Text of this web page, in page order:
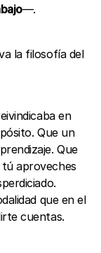
—.
la filosofía del
en
Que un
Que
aproveches
que en el
cuentas.